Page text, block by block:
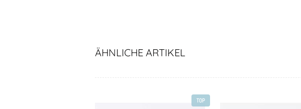
ÄHNLICHE ARTIKEL
TOP